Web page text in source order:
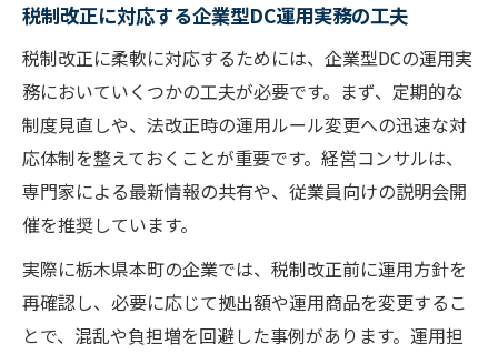
税制改正に対応する企業型DC運用実務の工夫
税制改正に柔軟に対応するためには、企業型DCの運用実
務においていくつかの工夫が必要です。まず、定期的な
制度見直しや、法改正時の運用ルール変更への迅速な対
応体制を整えておくことが重要です。経営コンサルは、
専門家による最新情報の共有や、従業員向けの説明会開
催を推奨しています。
実際に栃木県本町の企業では、税制改正前に運用方針を
再確認し、必要に応じて拠出額や運用商品を変更するこ
とで、混乱や負担増を回避した事例があります。運用担